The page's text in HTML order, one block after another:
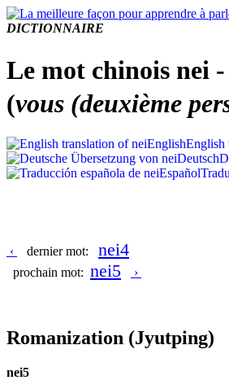
DICTIONNAIRE
Le mot chinois nei
(vous (deuxième
EnglishEnglish
Deutsch
Español
‹ dernier mot: nei4
prochain mot: nei5 ›
Romanization (Jyutping)
nei5